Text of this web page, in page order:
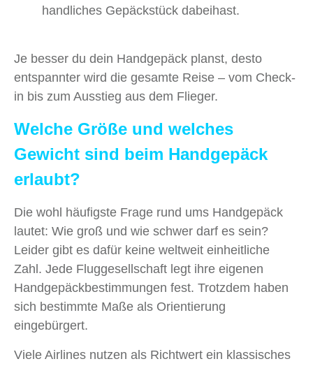
handliches Gepäckstück dabeihast.
Je besser du dein Handgepäck planst, desto
entspannter wird die gesamte Reise – vom Check-
in bis zum Ausstieg aus dem Flieger.
Welche Größe und welches
Gewicht sind beim Handgepäck
erlaubt?
Die wohl häufigste Frage rund ums Handgepäck
lautet: Wie groß und wie schwer darf es sein?
Leider gibt es dafür keine weltweit einheitliche
Zahl. Jede Fluggesellschaft legt ihre eigenen
Handgepäckbestimmungen fest. Trotzdem haben
sich bestimmte Maße als Orientierung
eingebürgert.
Viele Airlines nutzen als Richtwert ein klassisches